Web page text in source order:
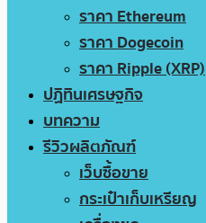
ราคา Ethereum
ราคา Dogecoin
ราคา Ripple (XRP)
ปฏิทินเศรษฐกิจ
บทความ
รีวิวผลิตภัณฑ์
เว็บซื้อขาย
กระเป๋าเก็บเหรียญ